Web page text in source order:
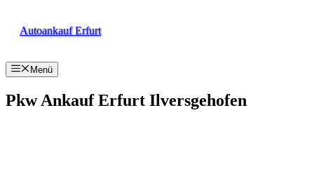
InhaltAutoankauf Erfurt
Menü
Pkw Ankauf Erfurt Ilversgehofen